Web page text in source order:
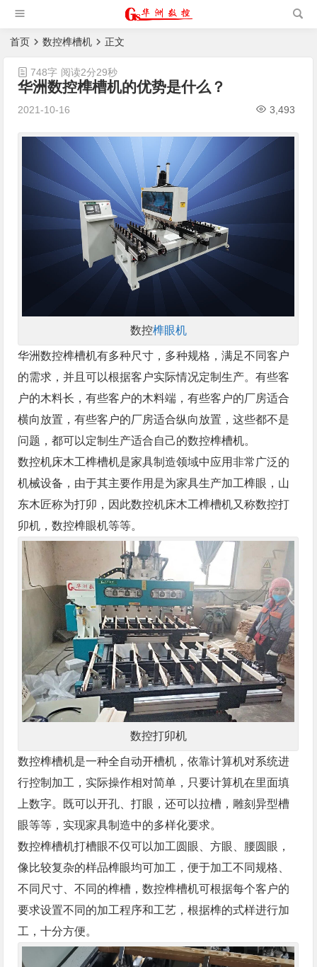
|猫抓板生产设备|非标
自动化设备
首页 数控榫槽机 正文
华洲数控榫槽机的优势是什么？
2021-10-16 3,493
748字 阅读2分29秒
数控榫眼机
华洲数控榫槽机有多种尺寸，多种规格，满足不同客户
的需求，并且可以根据客户实际情况定制生产。有些客
户的木料长，有些客户的木料端，有些客户的厂房适合
横向放置，有些客户的厂房适合纵向放置，这些都不是
问题，都可以定制生产适合自己的数控榫槽机。
数控机床木工榫槽机是家具制造领域中应用非常广泛的
机械设备，由于其主要作用是为家具生产加工榫眼，山
东木匠称为打卯，因此数控机床木工榫槽机又称数控打
卯机 ，数控榫眼机等等。
数控打卯机
数控榫槽机是一种全自动开槽机，依靠计算机对系统进
行控制加工，实际操作相对简单，只要计算机在里面填
上数字。既可以开孔、打眼，还可以拉槽，雕刻异型槽
眼等等，实现家具制造中的多样化要求。
数控榫槽机打槽眼不仅可以加工圆眼、方眼、腰圆眼，
像比较复杂的样品榫眼均可加工，便于加工不同规格、
不同尺寸、不同的榫槽，数控榫槽机可根据每个客户的
要求设置不同的加工程序和工艺，根据榫的式样进行加
工，十分方便。